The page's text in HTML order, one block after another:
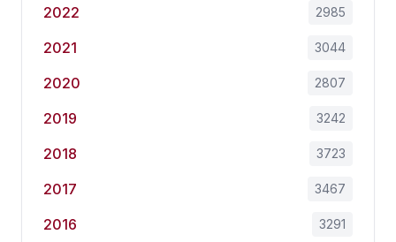
2022 2985
2021 3044
2020 2807
2019 3242
2018 3723
2017 3467
2016 3291